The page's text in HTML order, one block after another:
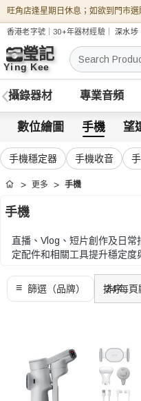
旺角店逢星期日休息；如欲到門市
香港老字號｜30+年器材經驗｜深水埗
搜
索
攝錄器材 專業音頻
數位繪圖 手機 望
手機穩定器 手機收音
首頁 更多 手機
手機
直播、Vlog、短片創作及日
定配件和相關工具提升穩定
可按手機型號、安裝方式、